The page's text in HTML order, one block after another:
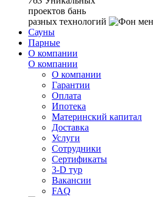
проектов бань
разных технологий
Сауны
Парные
О компании
О компании
О компании
Гарантии
Оплата
Ипотека
Материнский капитал
Доставка
Услуги
Сотрудники
Сертификаты
3-D тур
Вакансии
FAQ